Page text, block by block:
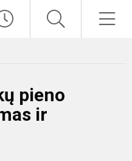
pieno
ir